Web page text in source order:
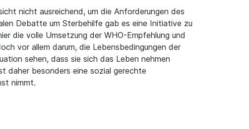
nicht ausreichend, um die Anforderungen des
Debatte um Sterbehilfe gab es eine Initiative zu
die volle Umsetzung der WHO-Empfehlung und
vor allem darum, die Lebensbedingungen der
sehen, dass sie sich das Leben nehmen
daher besonders eine sozial gerechte
nimmt.